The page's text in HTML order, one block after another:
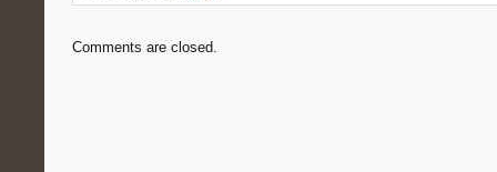
Comments are closed.